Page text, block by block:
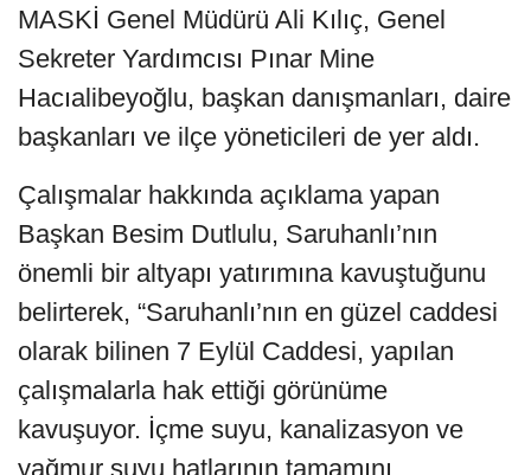
MASKİ Genel Müdürü Ali Kılıç, Genel
Sekreter Yardımcısı Pınar Mine
Hacıalibeyoğlu, başkan danışmanları, daire
başkanları ve ilçe yöneticileri de yer aldı.
Çalışmalar hakkında açıklama yapan
Başkan Besim Dutlulu, Saruhanlı’nın
önemli bir altyapı yatırımına kavuştuğunu
belirterek, “Saruhanlı’nın en güzel caddesi
olarak bilinen 7 Eylül Caddesi, yapılan
çalışmalarla hak ettiği görünüme
kavuşuyor. İçme suyu, kanalizasyon ve
yağmur suyu hatlarının tamamını